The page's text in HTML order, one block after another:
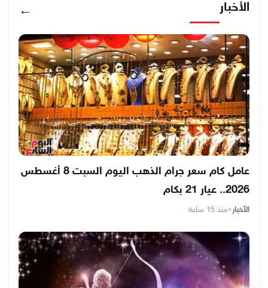
الأخبار ←
عامل كام سعر جرام الذهب اليوم السبت 8 أغسطس
2026.. عيار 21 بكام
الأخبار•منذ 15 ساعة